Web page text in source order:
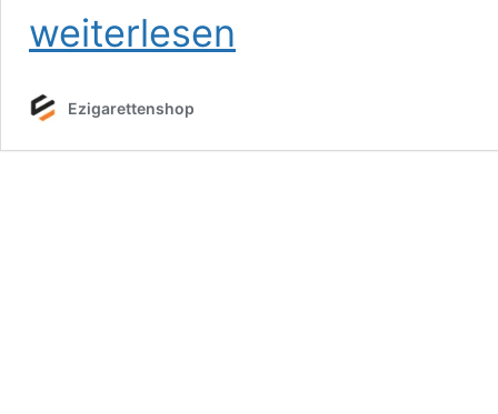
weiterlesen
Ezigarettenshop